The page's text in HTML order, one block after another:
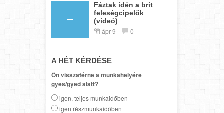
Fáztak idén a brit
feleségcipelők
(videó)
ápr 9 0
A HÉT KÉRDÉSE
Ön visszatérne a munkahelyére
gyes/gyed alatt?
igen, teljes munkaidőben
igen részmunkaidőben